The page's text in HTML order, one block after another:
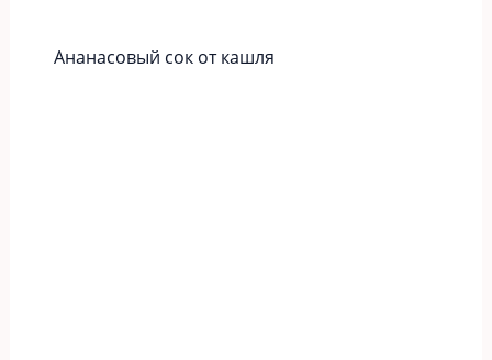
Ананасовый сок от кашля